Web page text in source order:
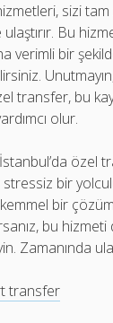
sizi tam
Bu
verimli bir
transfer, bu
olur.
özel
stressiz bir
bir
bu
Zamanında
transfer